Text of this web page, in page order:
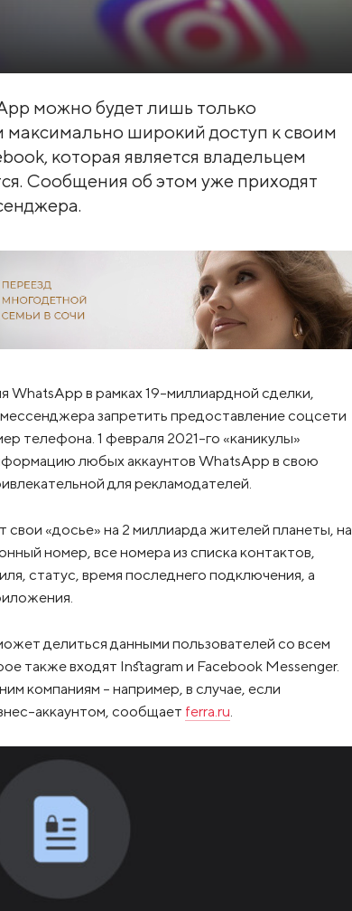
можно будет лишь только
максимально широкий доступ к своим
которая является владельцем
Сообщения об этом уже приходят
WhatsApp в рамках 19-миллиардной сделки,
запретить предоставление соцсети
телефона. 1 февраля 2021-го «каникулы»
любых аккаунтов WhatsApp в свою
для рекламодателей.
«досье» на 2 миллиарда жителей планеты, на
номер, все номера из списка контактов,
статус, время последнего подключения, а
делиться данными пользователей со всем
также входят Instagram и Facebook Messenger.
компаниям – например, в случае, если
аккаунтом, сообщает ferra.ru